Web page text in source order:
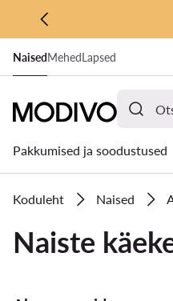
LIIGU PÕHISISU
MINE OTSINGUSSE
NaisedMehedLapsed
Pakkumised ja soodustused
Koduleht Naised
Naiste